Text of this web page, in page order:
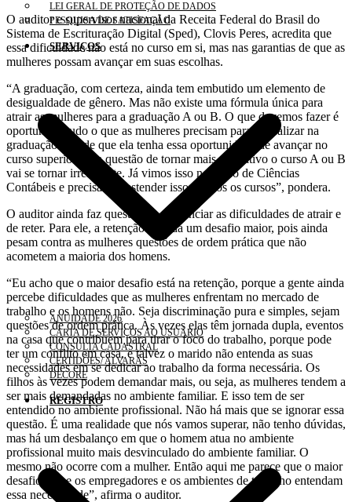
LEI GERAL DE PROTEÇÃO DE DADOS
PESQUISA DE SATISFAÇÃO
SERVIÇOS
ANUIDADE 2026
CARTA DE SERVIÇOS AO USUÁRIO
CONSULTA CADASTRAL
CERTIDÕES/ ALVARÁS
DECORE
REGISTRO
O auditor e supervisor nacional da Receita Federal do Brasil do
Sistema de Escrituração Digital (Sped), Clovis Peres, acredita que
essa dificuldade não está no curso em si, mas nas garantias de que as
mulheres possam avançar em suas escolhas.
“A graduação, com certeza, ainda tem embutido um elemento de
desigualdade de gênero. Mas não existe uma fórmula única para
atrair as mulheres para a graduação A ou B. O que devemos fazer é
oportunizar tudo o que as mulheres precisam para se realizar na
graduação. Desde que ela tenha essa oportunidade de avançar no
curso superior, essa questão de tornar mais equitativo o curso A ou B
vai se tornar irrelevante. Já vimos isso no curso de Ciências
Contábeis e precisamos estender isso a todos os cursos”, pondera.
O auditor ainda faz questão de diferenciar as dificuldades de atrair e
de reter. Para ele, a retenção é ainda um desafio maior, pois ainda
pesam contra as mulheres questões de ordem prática que não
acometem a maioria dos homens.
“Eu acho que o maior desafio está na retenção, porque a gente ainda
percebe dificuldades que as mulheres enfrentam no mercado de
trabalho e os homens não. Seja discriminação pura e simples, sejam
questões de ordem prática. Às vezes elas têm jornada dupla, eventos
na casa que contribuem para tirar o foco do trabalho, porque pode
ter um conflito em casa, e talvez o marido não entenda as suas
necessidades em se dedicar ao trabalho da forma necessária. Os
filhos às vezes podem demandar mais, ou seja, as mulheres tendem a
ser mais demandadas no ambiente familiar. E isso tem de ser
entendido no ambiente profissional. Não há mais que se ignorar essa
questão. É uma realidade que nós vamos superar, não tenho dúvidas,
mas há um desbalanço em que o homem atua no ambiente
profissional muito mais desvinculado do ambiente familiar. O
mesmo não ocorre com a mulher. Então aqui me parece que o maior
desafio é que os empregadores e os ambientes de trabalho entendam
essa necessidade”, afirma o auditor.